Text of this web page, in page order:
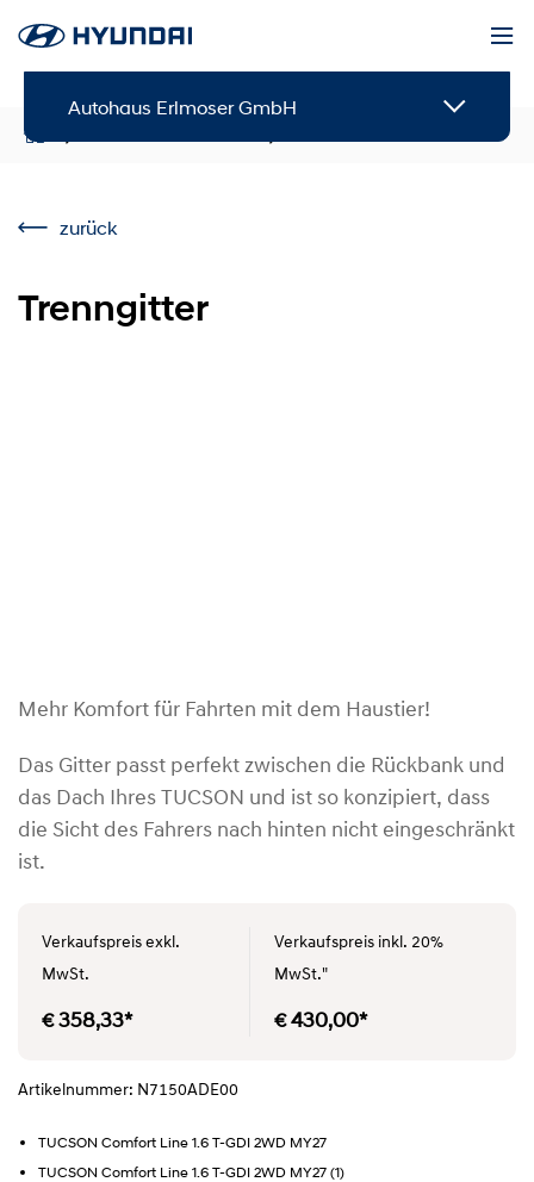
Autohaus Erlmoser GmbH
zurück
Trenngitter
Mehr Komfort für Fahrten mit dem Haustier!
Das Gitter passt perfekt zwischen die Rückbank und
das Dach Ihres TUCSON und ist so konzipiert, dass
die Sicht des Fahrers nach hinten nicht eingeschränkt
ist.
Verkaufspreis exkl.
MwSt.
€ 358,33*
Verkaufspreis inkl. 20%
MwSt."
€ 430,00*
Artikelnummer: N7150ADE00
TUCSON Comfort Line 1.6 T-GDI 2WD MY27
TUCSON Comfort Line 1.6 T-GDI 2WD MY27 (1)